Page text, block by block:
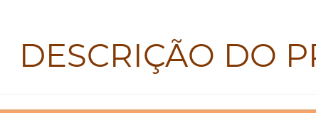
DESCRIÇÃO DO